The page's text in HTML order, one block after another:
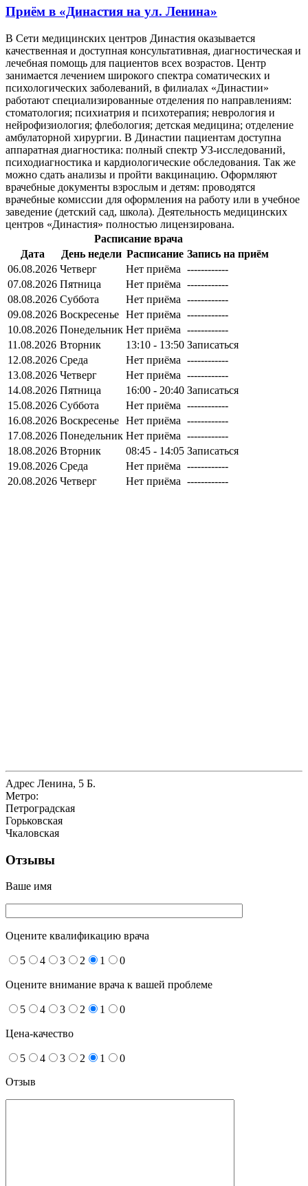
Приём в «Династия на ул. Ленина»
В Сети медицинских центров Династия оказывается
качественная и доступная консультативная, диагностическая и
лечебная помощь для пациентов всех возрастов. Центр
занимается лечением широкого спектра соматических и
психологических заболеваний, в филиалах «Династии»
работают специализированные отделения по направлениям:
стоматология; психиатрия и психотерапия; неврология и
нейрофизиология; флебология; детская медицина; отделение
амбулаторной хирургии. В Династии пациентам доступна
аппаратная диагностика: полный спектр УЗ-исследований,
психодиагностика и кардиологические обследования. Так же
можно сдать анализы и пройти вакцинацию. Оформляют
врачебные документы взрослым и детям: проводятся
врачебные комиссии для оформления на работу или в учебное
заведение (детский сад, школа). Деятельность медицинских
центров «Династия» полностью лицензирована.
Расписание врача
Дата
День недели Расписание Запись на приём
06.08.2026 Четверг Нет приёма ------------
07.08.2026 Пятница Нет приёма ------------
08.08.2026 Суббота Нет приёма ------------
09.08.2026 Воскресенье Нет приёма ------------
10.08.2026 Понедельник Нет приёма ------------
11.08.2026 Вторник 13:10 - 13:50 Записаться
12.08.2026 Среда Нет приёма ------------
13.08.2026 Четверг Нет приёма ------------
14.08.2026 Пятница 16:00 - 20:40 Записаться
15.08.2026 Суббота Нет приёма ------------
16.08.2026 Воскресенье Нет приёма ------------
17.08.2026 Понедельник Нет приёма ------------
18.08.2026 Вторник 08:45 - 14:05 Записаться
19.08.2026 Среда Нет приёма ------------
20.08.2026 Четверг Нет приёма ------------
Адрес Ленина, 5 Б.
Метро:
Петроградская
Горьковская
Чкаловская
Отзывы
Ваше имя
Оцените квалификацию врача
5 4 3 2 1 0
Оцените внимание врача к вашей проблеме
5 4 3 2 1 0
Цена-качество
5 4 3 2 1
0
Отзыв